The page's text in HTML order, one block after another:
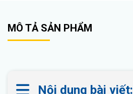
MÔ TẢ SẢN PHẨM
Nội dung bài viết: